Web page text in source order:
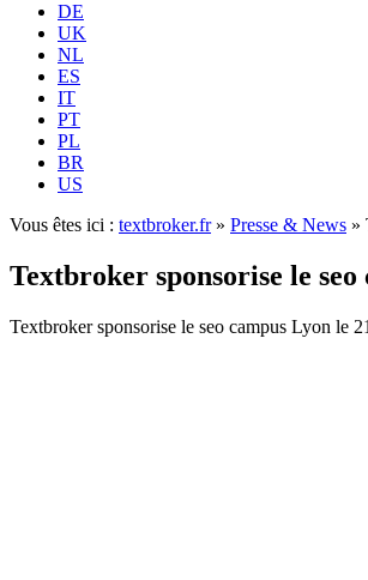
DE
UK
NL
ES
IT
PT
PL
BR
US
Vous êtes ici : textbroker.fr» Presse & News »
Textbroker sponsorise le
Textbroker sponsorise le seo campus Lyon le